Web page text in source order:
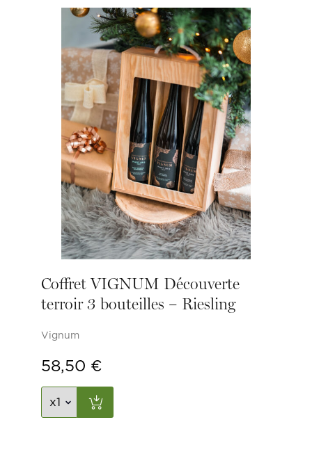
Coffret VIGNUM Découverte
terroir 3 bouteilles – Riesling
Vignum
58,50 €